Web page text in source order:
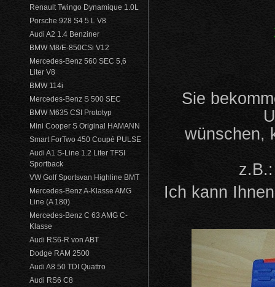
Renault Twingo Dynamique 1.0L
Porsche 928 S4 5 L V8
Audi A2 1.4 Benziner
BMW M8/E-850CSi V12
Mercedes-Benz 560 SEC 5,6
Liter V8
BMW 114i
Mercedes-Benz S 500 SEC
BMW M635 CSI Prototyp
Mini Cooper S Original HAMANN
Smart ForTwo 450 Coupé PULSE
Audi A1 S-Line 1.2 Liter TFSI
Sportback
VW Golf Sportsvan Highline BMT
Mercedes-Benz A-Klasse AMG
Line (A 180)
Mercedes-Benz C 63 AMG C-
Klasse
Audi RS6-R von ABT
Dodge RAM 2500
Audi A8 50 TDI Quattro
Audi RS6 C8
Sie
wünschen,
Ich kann